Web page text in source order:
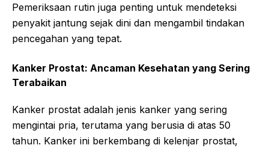
Pemeriksaan rutin juga penting untuk mendeteksi
penyakit jantung sejak dini dan mengambil tindakan
pencegahan yang tepat.
Kanker Prostat: Ancaman Kesehatan yang Sering
Terabaikan
Kanker prostat adalah jenis kanker yang sering
mengintai pria, terutama yang berusia di atas 50
tahun. Kanker ini berkembang di kelenjar prostat,